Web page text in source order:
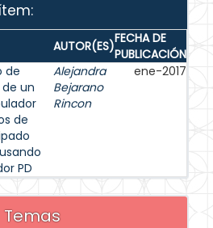
AUTOR(ES)FECHA DE
PUBLICACIÓN
de
un
de
PD
Alejandra
Bejarano
Rincon
ene-2017
Temas